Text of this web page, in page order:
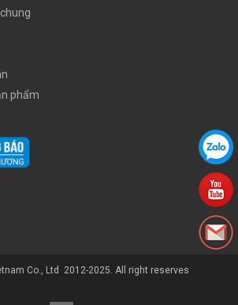
phẩm
Co., Ltd 2012-2025. All right reserves